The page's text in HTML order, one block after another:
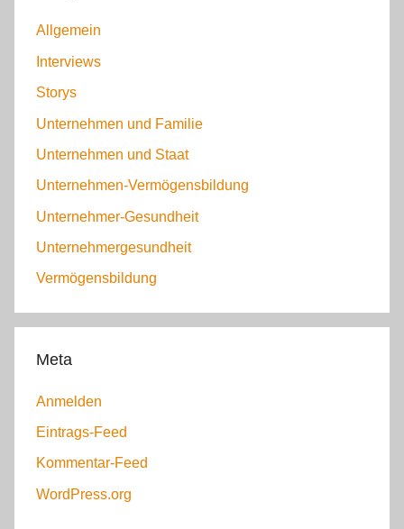
Allgemein
Interviews
Storys
Unternehmen und Familie
Unternehmen und Staat
Unternehmen-Vermögensbildung
Unternehmer-Gesundheit
Unternehmergesundheit
Vermögensbildung
Meta
Anmelden
Eintrags-Feed
Kommentar-Feed
WordPress.org